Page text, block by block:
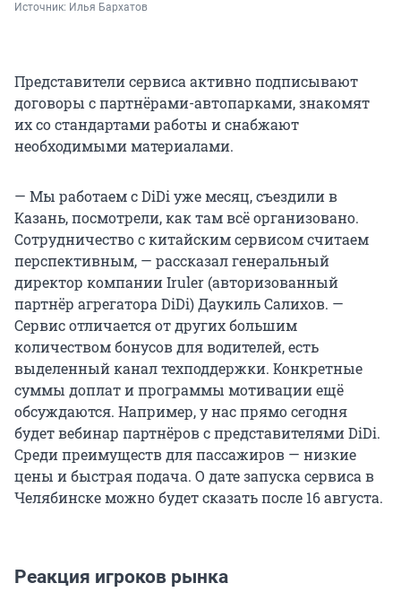
Источник: Илья Бархатов
Представители сервиса активно подписывают
договоры с партнёрами-автопарками, знакомят
их со стандартами работы и снабжают
необходимыми материалами.
— Мы работаем с DiDi уже месяц, съездили в
Казань, посмотрели, как там всё организовано.
Сотрудничество с китайским сервисом считаем
перспективным, — рассказал генеральный
директор компании Iruler (авторизованный
партнёр агрегатора DiDi) Даукиль Салихов. —
Сервис отличается от других большим
количеством бонусов для водителей, есть
выделенный канал техподдержки. Конкретные
суммы доплат и программы мотивации ещё
обсуждаются. Например, у нас прямо сегодня
будет вебинар партнёров с представителями DiDi.
Среди преимуществ для пассажиров — низкие
цены и быстрая подача. О дате запуска сервиса в
Челябинске можно будет сказать после 16 августа.
Реакция игроков рынка